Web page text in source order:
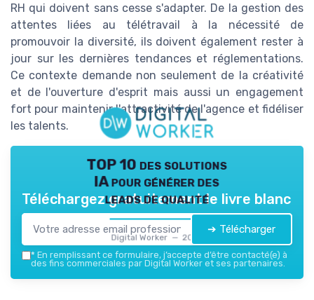
RH qui doivent sans cesse s'adapter. De la gestion des
attentes liées au télétravail à la nécessité de
promouvoir la diversité, ils doivent également rester à
jour sur les dernières tendances et réglementations.
Ce contexte demande non seulement de la créativité
et de l'ouverture d'esprit mais aussi un engagement
fort pour maintenir l'attractivité de l'agence et fidéliser
les talents.
TOP 10 des solutions
IA pour générer des
leads de qualité
Digital Worker — 2026
Téléchargez gratuitement le livre blanc
➔ Télécharger
* En remplissant ce formulaire, j’accepte d’être contacté(e) à
des fins commerciales par Digital Worker et ses partenaires.